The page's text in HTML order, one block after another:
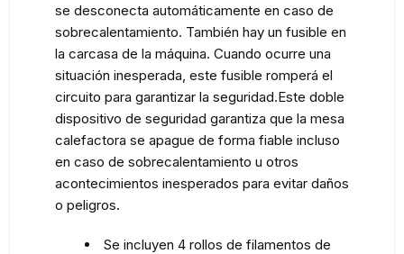
se desconecta automáticamente en caso de
sobrecalentamiento. También hay un fusible en
la carcasa de la máquina. Cuando ocurre una
situación inesperada, este fusible romperá el
circuito para garantizar la seguridad.Este doble
dispositivo de seguridad garantiza que la mesa
calefactora se apague de forma fiable incluso
en caso de sobrecalentamiento u otros
acontecimientos inesperados para evitar daños
o peligros.
Se incluyen 4 rollos de filamentos de